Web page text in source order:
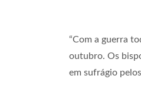
“Com a guerra
outubro. Os
em sufrágio